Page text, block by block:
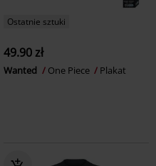
Ostatnie sztuki
49.90 zł
Wanted One Piece Plakat